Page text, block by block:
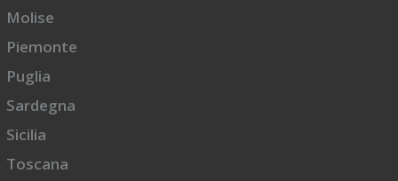
Molise
Piemonte
Puglia
Sardegna
Sicilia
Toscana